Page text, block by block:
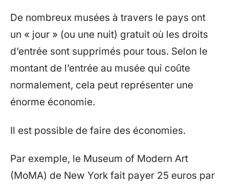
De nombreux musées à travers le pays ont
un « jour » (ou une nuit) gratuit où les droits
d’entrée sont supprimés pour tous. Selon le
montant de l’entrée au musée qui coûte
normalement, cela peut représenter une
énorme économie.
Il est possible de faire des économies.
Par exemple, le Museum of Modern Art
(MoMA) de New York fait payer 25 euros par